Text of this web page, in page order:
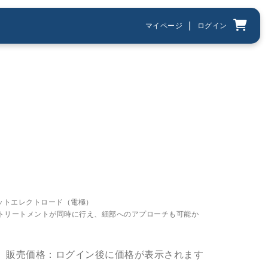
マイページ ログイン
エレクトロード（電極）
ートメントが同時に行え、細部へのアプローチも可能か
販売価格：ログイン後に価格が表示されます